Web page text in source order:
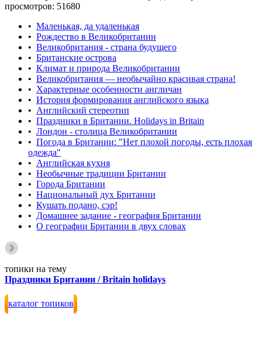
просмотров: 51680
• Маленькая, да удаленькая
• Рождество в Великобритании
• Великобритания - страна будущего
• Британские острова
• Климат и природа Великобритании
• Великобритания — необычайно красивая страна!
• Характерные особенности англичан
• История формирования английского языка
• Английский стереотип
• Праздники в Британии. Holidays in Britain
• Лондон - столица Великобритании
• Погода в Британии: "Нет плохой погоды, есть плохая
одежда"
• Английская кухня
• Необычные традиции Британии
• Города Британии
• Национальный дух Британии
• Кушать подано, сэр!
• Домашнее задание - география Британии
• О географии Британии в двух словах
топики на тему
Праздники Британии / Britain holidays
каталог топиков